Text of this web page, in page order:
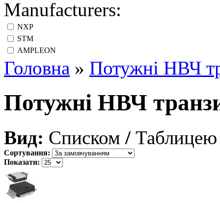
Manufacturers:
NXP
STM
АMPLEON
Головна » Потужні НВЧ
Потужні НВЧ
Вид: Списком / Таблицею
Сортування:
Показати: